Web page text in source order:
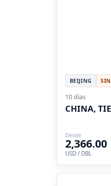
BEIJING
10 días
CHINA,
Desde
2,366.00
USD / DBL